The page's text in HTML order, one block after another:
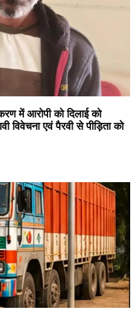
में आरोपी को दिलाई को
विवेचना एवं पैरवी से पीड़िता को